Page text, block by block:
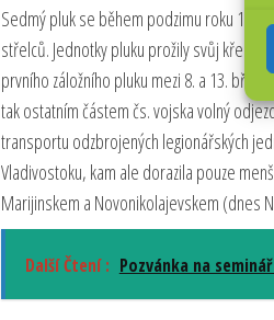
Sedmý pluk se během podzimu roku
střelců. Jednotky pluku prožily svůj křest
prvního záložního pluku mezi 8. a 13.
tak ostatním částem čs. vojska volný
transportu odzbrojených legionářských
Vladivostoku, kam ale dorazila pouze
Marijinskem a Novonikolajevskem (dnes
Další Čtení : Pozvánka na